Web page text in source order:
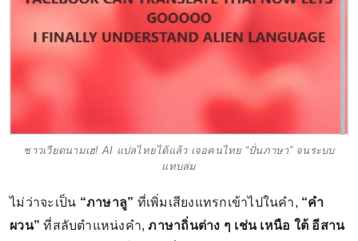
ชาวเวียดนามเฮ! AI แปลไทยได้แล้ว เจอคนไทย “ปั่นภาษา” จนระบบ
แทบล่ม
ไม่ว่าจะเป็น “ภาษาลู” ที่เพิ่มเสียงแทรกเข้าไปในคำ, “คำ
ผวน” ที่สลับตำแหน่งคำ,ภาษาถิ่นต่าง ๆ เช่น เหนือ ใต้ อีสาน